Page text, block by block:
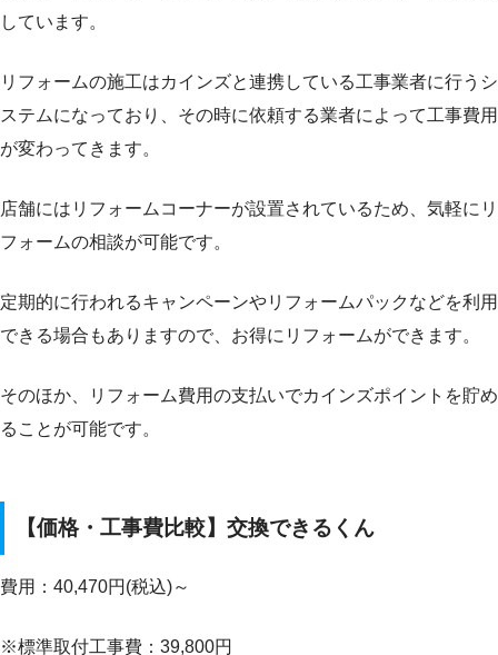
しています。
リフォームの施工はカインズと連携している工事業者に行うシ
ステムになっており、その時に依頼する業者によって工事費用
が変わってきます。
店舗にはリフォームコーナーが設置されているため、気軽にリ
フォームの相談が可能です。
定期的に行われるキャンペーンやリフォームパックなどを利用
できる場合もありますので、お得にリフォームができます。
そのほか、リフォーム費用の支払いでカインズポイントを貯め
ることが可能です。
【価格・工事費比較】交換できるくん
費用：40,470円(税込)～
※標準取付工事費：39,800円